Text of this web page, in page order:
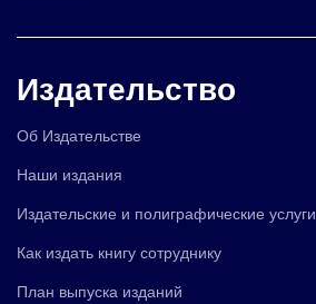
Издательство
Об Издательстве
Наши издания
Издательские и полиграфические услуги
Как издать книгу сотруднику
План выпуска изданий